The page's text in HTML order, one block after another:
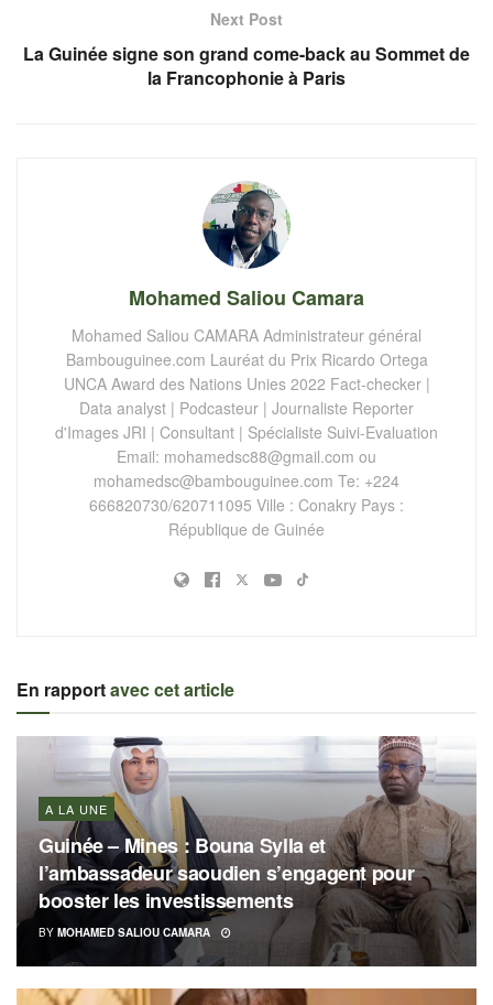
Next Post
La Guinée signe son grand come-back au Sommet de
la Francophonie à Paris
Mohamed Saliou Camara
Mohamed Saliou CAMARA Administrateur général
Bambouguinee.com Lauréat du Prix Ricardo Ortega
UNCA Award des Nations Unies 2022 Fact-checker |
Data analyst | Podcasteur | Journaliste Reporter
d'Images JRI | Consultant | Spécialiste Suivi-Evaluation
Email: mohamedsc88@gmail.com ou
mohamedsc@bambouguinee.com Te: +224
666820730/620711095 Ville : Conakry Pays :
République de Guinée
En rapportavec cet article
A LA UNE
Guinée – Mines : Bouna Sylla et
l’ambassadeur saoudien s’engagent pour
booster les investissements
BY MOHAMED SALIOU CAMARA